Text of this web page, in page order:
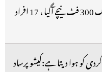
ایئر انڈیا کا طیارہ ہوا میں اچانک 300 فٹ نیچے آگیا ، 17 افراد
کو ہوا دیتا ہے:کیشو پرساد